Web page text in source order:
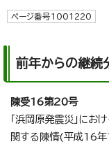
ページ番号1001220
前年からの継続
陳受16第20号
「浜岡原発震災」にお
関する陳情(平成16